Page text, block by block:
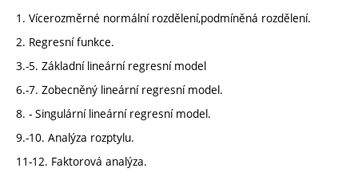
1. Vícerozměrné normální rozdělení,podmíněná rozdělení.
2. Regresní funkce.
3.-5. Základní lineární regresní model
6.-7. Zobecněný lineární regresní model.
8. - Singulární lineární regresní model.
9.-10. Analýza rozptylu.
11-12. Faktorová analýza.